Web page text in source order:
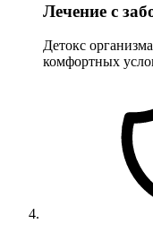
Лечение с
Детокс
комфортных